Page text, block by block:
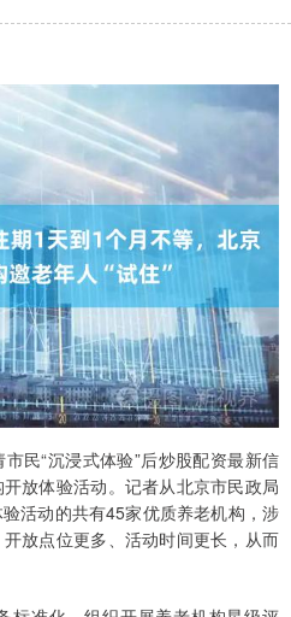
民“沉浸式体验”后炒股配资最新信
放体验活动。记者从北京市民政局
活动的共有45家优质养老机构，涉
放点位更多、活动时间更长，从而